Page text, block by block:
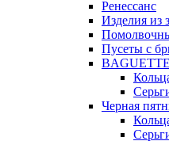
Ренессанс
Изделия из
Пусеты с
BAGUETTE
Черная